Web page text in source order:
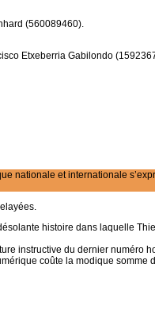
(560089460).
Etxeberria Gabilondo
nationale et internationale
histoire dans laquelle
instructive du dernier
coûte la modique